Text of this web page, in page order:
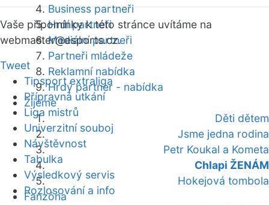
Business partneři
Hrdí partneři
Mediální partneři
Partneři mládeže
Reklamní nabídka
Hrdý partner - nabídka
Žijeme
Děti dětem
Jsme jedna rodina
Petr Koukal a Kometa
Chlapi ŽENÁM
Hokejová tombola
Fanzóna
Vaše připomínky k této stránce uvítáme na
webmaster@esports.cz.
Tweet
Tipsport extraliga
Přípravná utkání
Liga mistrů
Univerzitní souboj
Návštěvnost
Tabulka
Výsledkový servis
Rozlosování a info